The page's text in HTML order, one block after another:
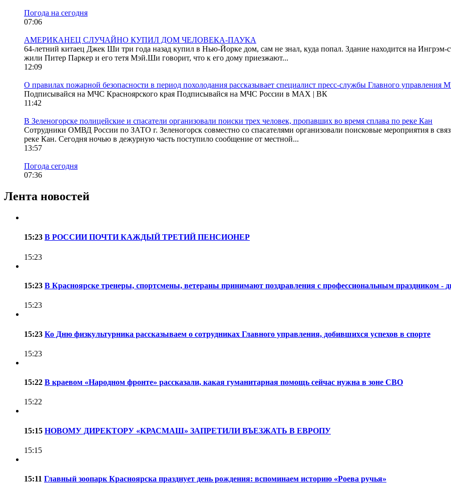
Погода на сегодня
07:06
АМЕРИКАНЕЦ СЛУЧАЙНО КУПИЛ ДОМ ЧЕЛОВЕКА-ПАУКА
64-летний китаец Джек Ши три года назад купил в Нью-Йорке дом, сам не знал, куда попал. Здание находится на Ингрэм-
жили Питер Паркер и его тетя Мэй.Ши говорит, что к его дому приезжают...
12:09
О правилах пожарной безопасности в период похолодания рассказывает специалист пресс-службы Главного
Подписывайся на МЧС Красноярского края Подписывайся на МЧС России в МАХ | ВК
11:42
В Зеленогорске полицейские и спасатели организовали поиски трех человек, пропавших во время сплава по реке Кан
Сотрудники ОМВД России по ЗАТО г. Зеленогорск совместно со спасателями организовали поисковые мероприятия в
реке Кан. Сегодня ночью в дежурную часть поступило сообщение от местной...
13:57
Погода сегодня
07:36
Лента новостей
15:23 В РОССИИ ПОЧТИ КАЖДЫЙ ТРЕТИЙ ПЕНСИОНЕР
15:23
15:23 В Красноярске тренеры, спортсмены, ветераны принимают поздравления с профессиональным праздником -
15:23
15:23 Ко Дню физкультурника рассказываем о сотрудниках Главного управления, добившихся успехов в спорте
15:23
15:22 В краевом «Народном фронте» рассказали, какая гуманитарная помощь сейчас нужна в зоне СВО
15:22
15:15 НОВОМУ ДИРЕКТОРУ «КРАСМАШ» ЗАПРЕТИЛИ ВЪЕЗЖАТЬ В ЕВРОПУ
15:15
15:11 Главный зоопарк Красноярска празднует день рождения: вспоминаем историю «Роева ручья»